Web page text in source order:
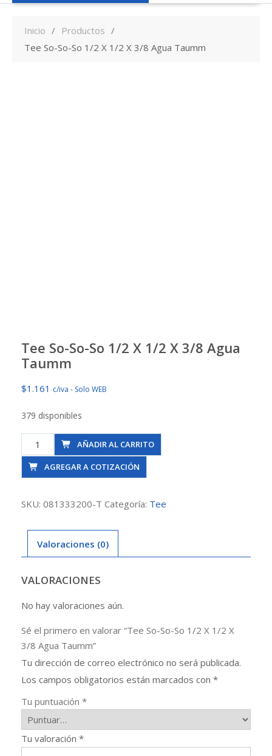
Inicio
Productos
Tee So-So-So 1/2 X 1/2 X 3/8 Agua Taumm
Tee So-So-So 1/2 X 1/2 X 3/8 Agua
Taumm
$1.161 c/iva - Solo WEB
379 disponibles
Tee
So-
So-
1/2
1/2
Agua
cantidad
AÑADIR AL CARRITO
AGREGAR A COTIZACIÓN
SKU: 081333200-T Categoría: Tee
Valoraciones (0)
VALORACIONES
No hay valoraciones aún.
Sé el primero en valorar “Tee So-So-So 1/2 X 1/2 X
3/8 Agua Taumm”
Tu dirección de correo electrónico no será publicada.
Los campos obligatorios están marcados con *
Tu puntuación *
Tu valoración *